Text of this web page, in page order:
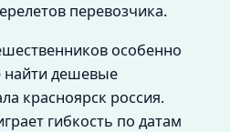
перевозчика.
особенно
найти дешевые
красноярск россия.
гибкость по датам